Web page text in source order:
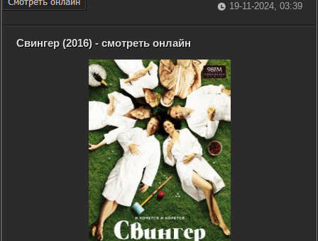
19-11-2024, 03:39
Свингер (2016) - смотреть онлайн